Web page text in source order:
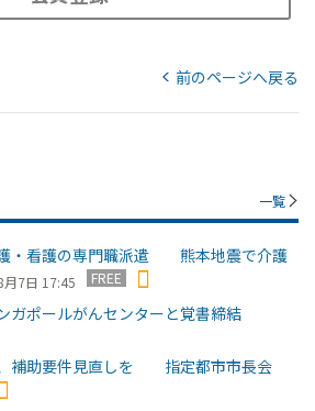
前のページへ戻る
一覧
・看護の専門職派遣 熊本地震で介護
月7日 17:45 FREE
ガポールがんセンターと覚書締結
補助要件見直しを 指定都市市長会